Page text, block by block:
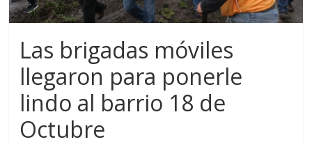
Las brigadas móviles
llegaron para ponerle
lindo al barrio 18 de
Octubre